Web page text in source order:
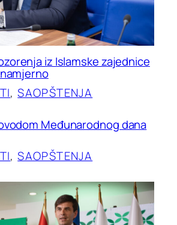
iz Islamske zajednice
, SAOPŠTENJA
Međunarodnog dana
, SAOPŠTENJA